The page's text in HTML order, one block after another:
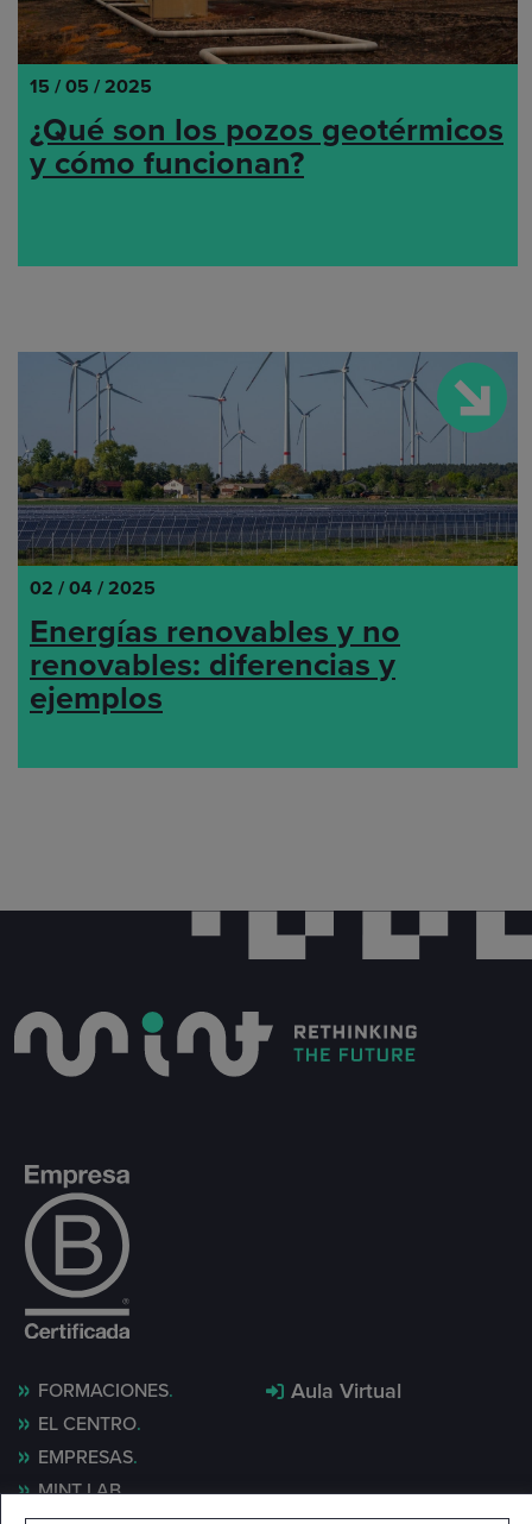
15 / 05 / 2025
¿Qué son los pozos geotérmicos
y cómo funcionan?
02 / 04 / 2025
Energías renovables y no
renovables: diferencias y
ejemplos
FORMACIONES
EL CENTRO
EMPRESAS
MINT LAB
Aula Virtual